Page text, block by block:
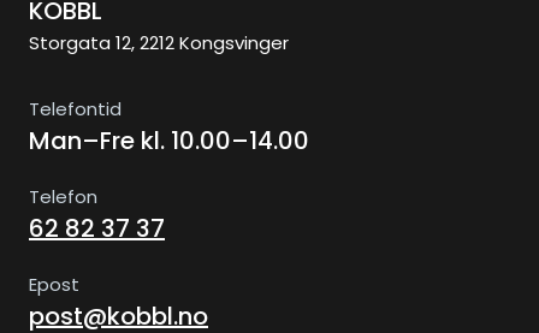
KOBBL
Storgata 12, 2212 Kongsvinger
Telefontid
Man–Fre kl. 10.00–14.00
Telefon
62 82 37 37
Epost
post@kobbl.no